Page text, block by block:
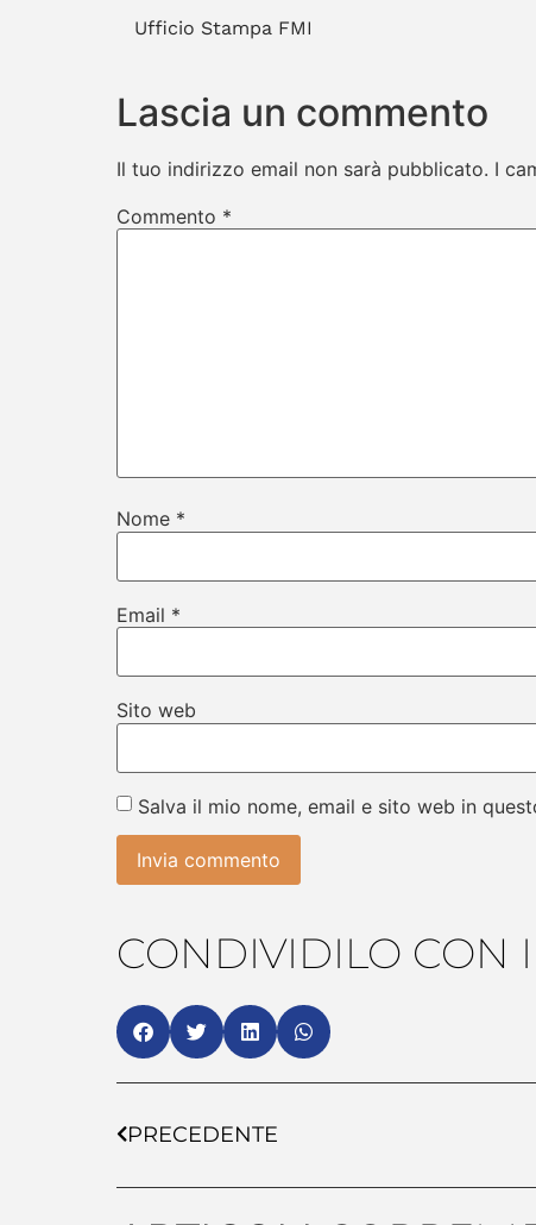
Ufficio Stampa FMI
Lascia un commento
Il tuo indirizzo email non sarà pubblicato. I
Commento *
Nome *
Email *
Sito web
Salva il mio nome, email e sito web in
CONDIVIDILO CON
PRECEDENTE